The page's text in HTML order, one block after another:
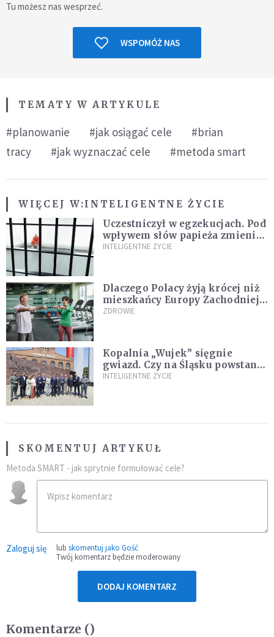
Tu możesz nas wesprzeć.
WSPOMÓŻ NAS
TEMATY W ARTYKULE
#planowanie #jak osiągać cele
#brian
tracy
#jak wyznaczać cele #metoda smart
WIĘCEJ W:INTELIGENTNE ŻYCIE
Uczestniczył w egzekucjach. Pod
wpływem słów papieża zmienił
zdanie
INTELIGENTNE ŻYCIE
Dlaczego Polacy żyją krócej niż
mieszkańcy Europy Zachodniej?
Ekspertka wskazuje główne
ZDROWIE
Kopalnia „Wujek” sięgnie
gwiazd. Czy na Śląsku powstanie
„Dolina Krzemowa”?
INTELIGENTNE ŻYCIE
SKOMENTUJ ARTYKUŁ
Metoda SMART - jak sprytnie formułować cele?
Zaloguj się lub skomentuj jako Gość
Twój komentarz będzie moderowany
DODAJ KOMENTARZ
Komentarze ()